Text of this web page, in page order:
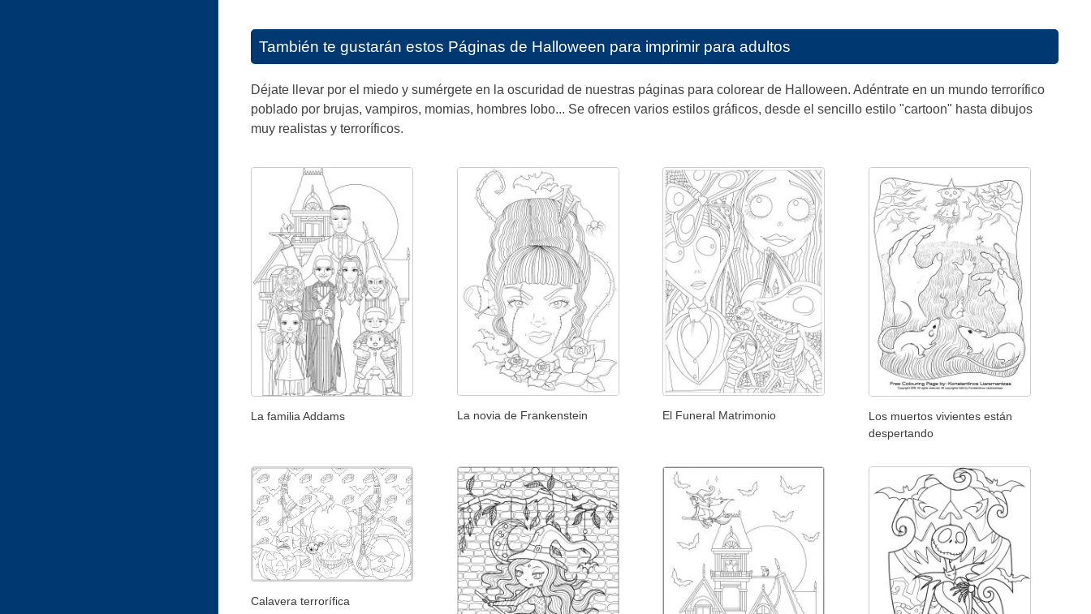
También te gustarán estos Páginas de Halloween para imprimir para adultos
Déjate llevar por el miedo y sumérgete en la oscuridad de nuestras páginas para colorear de Halloween. Adéntrate en un mundo terrorífico
poblado por brujas, vampiros, momias, hombres lobo... Se ofrecen varios estilos gráficos, desde el sencillo estilo "cartoon" hasta dibujos
muy realistas y terroríficos.
La familia Addams La novia de Frankenstein El Funeral Matrimonio
Los muertos vivientes están
despertando
Calavera terrorífica